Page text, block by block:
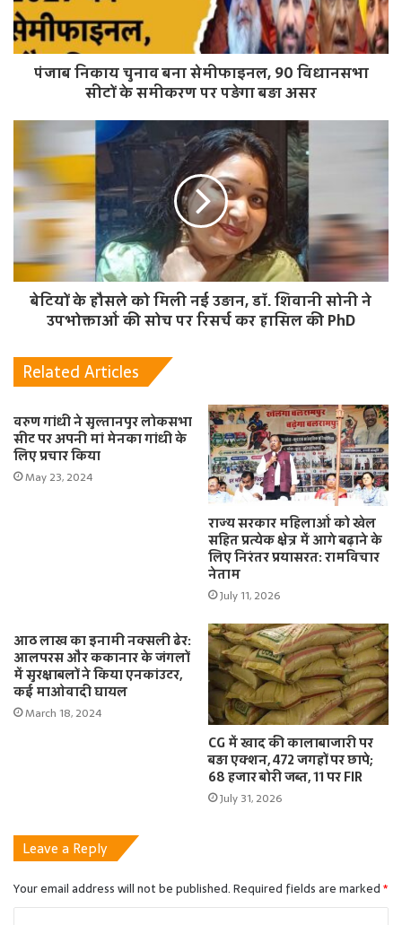
पंजाब निकाय चुनाव बना सेमीफाइनल, 90 विधानसभा
सीटों के समीकरण पर पड़ेगा बड़ा असर
बेटियों के हौसले को मिली नई उड़ान, डॉ. शिवानी सोनी ने
उपभोक्ताओं की सोच पर रिसर्च कर हासिल की PhD
Related Articles
वरुण गांधी ने सुल्तानपुर लोकसभा
सीट पर अपनी मां मेनका गांधी के
लिए प्रचार किया
May 23, 2024
राज्य सरकार महिलाओं को खेल
सहित प्रत्येक क्षेत्र में आगे बढ़ाने के
लिए निरंतर प्रयासरत: रामविचार
नेताम
July 11, 2026
आठ लाख का इनामी नक्सली ढेर:
आलपरस और ककानार के जंगलों
में सुरक्षाबलों ने किया एनकांउटर,
कई माओवादी घायल
March 18, 2024
CG में खाद की कालाबाजारी पर
बड़ा एक्शन, 472 जगहों पर छापे;
68 हजार बोरी जब्त, 11 पर FIR
July 31, 2026
Leave a Reply
Your email address will not be published.Required fields are marked*